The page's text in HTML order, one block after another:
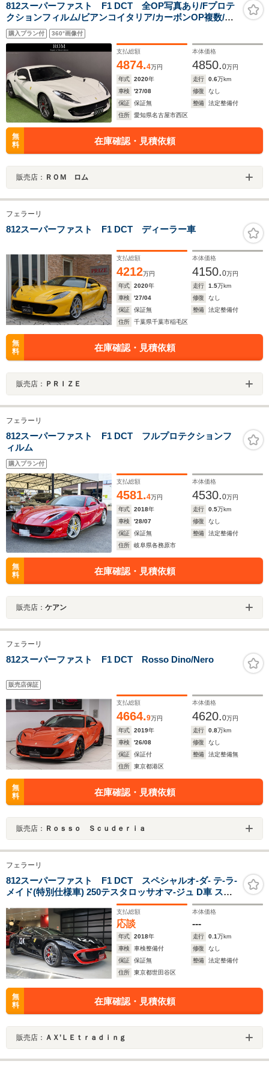
812スーパーファスト F1 DCT 全OP写真あり/Fプロテ
クションフィルム/ビアンコイタリア/カーボンOP複数/ア
ダプティブヘッドライト/サスペンションリフター/チタニ
ウムEXパイプ/レーシングシートリフター/ハイパワーハイ
ファイS
購入プラン付 360°画像付
支払総額
4874.4万円
本体価格
4850.0万円
年式
2020年 走行 0.6万km
車検
'27/08 修復
なし
保証
保証無 整備
法定整備付
住所
愛知県名古屋市西区
無
料
在庫確認・見積依頼
販売店： ＲＯＭ ロム
フェラーリ
812スーパーファスト F1 DCT ディーラー車
支払総額
4212万円
本体価格
4150.0万円
年式
2020年 走行 1.5万km
車検
'27/04 修復
なし
保証
保証無 整備
法定整備付
住所
千葉県千葉市稲毛区
無
料
在庫確認・見積依頼
販売店： ＰＲＩＺＥ
フェラーリ
812スーパーファスト F1 DCT フルプロテクションフ
ィルム
購入プラン付
支払総額
4581.4万円
本体価格
4530.0万円
年式
2018年 走行 0.5万km
車検
'28/07 修復
なし
保証
保証無 整備
法定整備付
住所
岐阜県各務原市
無
料
在庫確認・見積依頼
販売店： ケアン
フェラーリ
812スーパーファスト F1 DCT Rosso Dino/Nero
販売店保証
支払総額
4664.9万円
本体価格
4620.0万円
年式
2019年 走行 0.8万km
車検
'26/08 修復
なし
保証
保証付 整備
法定整備無
住所
東京都港区
無
料
在庫確認・見積依頼
販売店： Ｒｏｓｓｏ Ｓｃｕｄｅｒｉａ
フェラーリ
812スーパーファスト F1 DCT スペシャルオ-ダ- テ-ラ-
メイド(特別仕様車) 250テスタロッサオマ-ジュ D車 スペ
シャルペイント カ-ボンLEDステア/ダッシュ カ-ボンスポ-
ツシ-ト Fリフタ- パッセンジャ-ディスプレイ 20AW ナビ/
バックカメラ
支払総額
応談
本体価格
---
年式 2018年 走行 0.1万km
車検
車検整備付 修復
なし
保証
保証無 整備
法定整備付
住所
東京都世田谷区
無
料
在庫確認・見積依頼
販売店： ＡＸ’ＬＥｔｒａｄｉｎｇ